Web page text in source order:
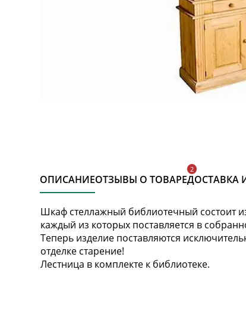
ОПИСАНИЕОТЗЫВЫ О ТОВАРЕДОСТАВКА
Шкаф стеллажный библиотечный состоит
каждый из которых поставляется в
Теперь изделие поставляются
отделке старение!
Лестница в комплекте к библиотеке.